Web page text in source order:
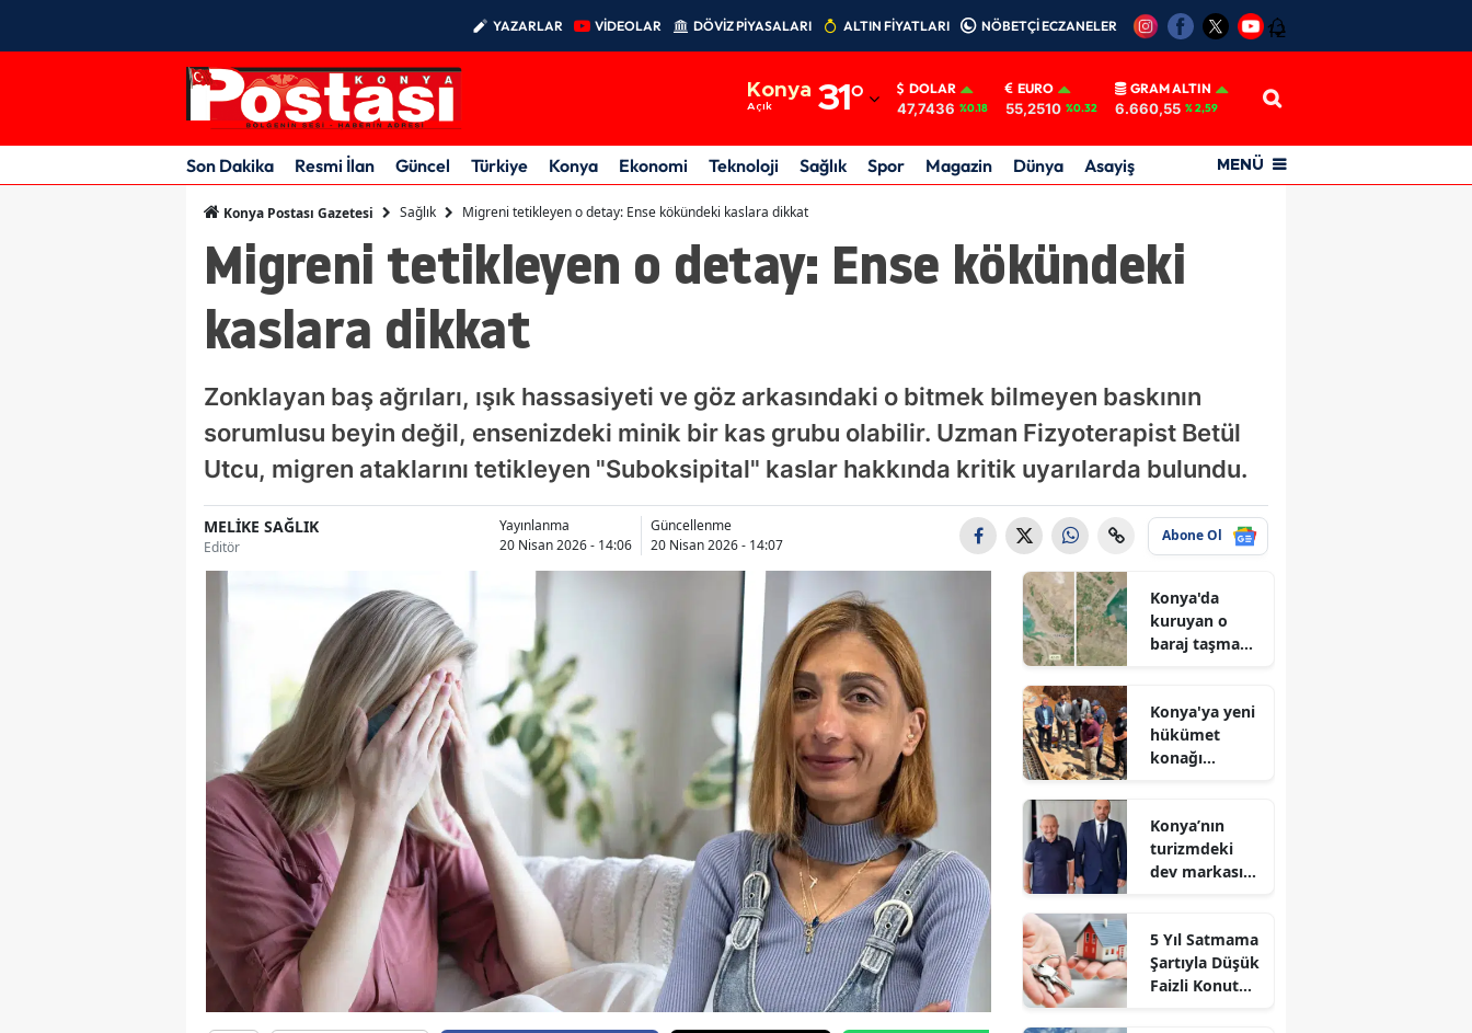
YAZARLAR VİDEOLAR DÖVİZ PİYASALARI ALTIN FİYATLARI NÖBETÇİ ECZANELER 12
Konya
Açık 31°
Adıyaman
Afyonkarahisar
Ankara
Aydın
Balıkesir
Bitlis
Bolu
Burdur
Bursa
Çanakkale
Çankırı
Çorum
Denizli
Diyarbakır
Edirne
DOLAR
47,7436 %0.18
EURO
55,2510 %0.32
GRAM ALTIN
6.660,55 % 2,59
Son Dakika Resmi İlan Güncel Türkiye Konya Ekonomi Teknoloji Sağlık Spor Magazin Dünya Asayiş MENÜ
Konya Postası Gazetesi Sağlık Migreni tetikleyen o detay: Ense kökündeki kaslara dikkat
Migreni tetikleyen o detay: Ense kökündeki
kaslara dikkat
Zonklayan baş ağrıları, ışık hassasiyeti ve göz arkasındaki o bitmek bilmeyen baskının
sorumlusu beyin değil, ensenizdeki minik bir kas grubu olabilir. Uzman Fizyoterapist Betül
Utcu, migren ataklarını tetikleyen "Suboksipital" kaslar hakkında kritik uyarılarda bulundu.
MELİKE SAĞLIK
Editör
Yayınlanma
20 Nisan 2026 - 14:06
Güncellenme
20 Nisan 2026 - 14:07
Abone Ol
Konya'da
kuruyan o
baraj taşma
Konya'ya yeni
hükümet
konağı
Konya’nın
turizmdeki
dev markası
de zirveye
oynuyor
5 Yıl Satmama
Şartıyla Düşük
Faizli Konut